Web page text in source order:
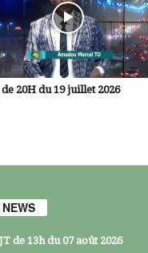
de 20H du 19 juillet 2026
JT de 13h du 07 août 2026